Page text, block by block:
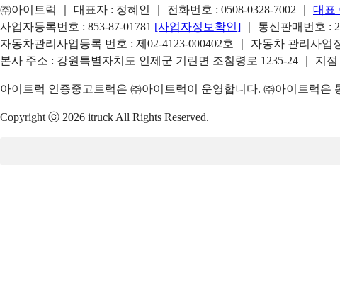
㈜아이트럭 ｜ 대표자 : 정혜인 ｜ 전화번호 : 0508-0328-7002 대표
사업자등록번호 : 853-87-01781 [사업자정보확인]
｜ 통신판매번호 :
자동차관리사업등록 번호 : 제02-4123-000402호 ｜ 자동차 관리사
본사 주소 : 강원특별자치도 인제군 기린면 조침령로 1235-24 ｜ 지
아이트럭 인증중고트럭은 ㈜아이트럭이 운영합니다. ㈜아이트럭
Copyright ⓒ 2026 itruck All Rights Reserved.